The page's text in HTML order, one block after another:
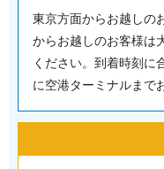
東京方面からお越しの
からお越しのお客様は
ください。到着時刻に
に空港ターミナルまで